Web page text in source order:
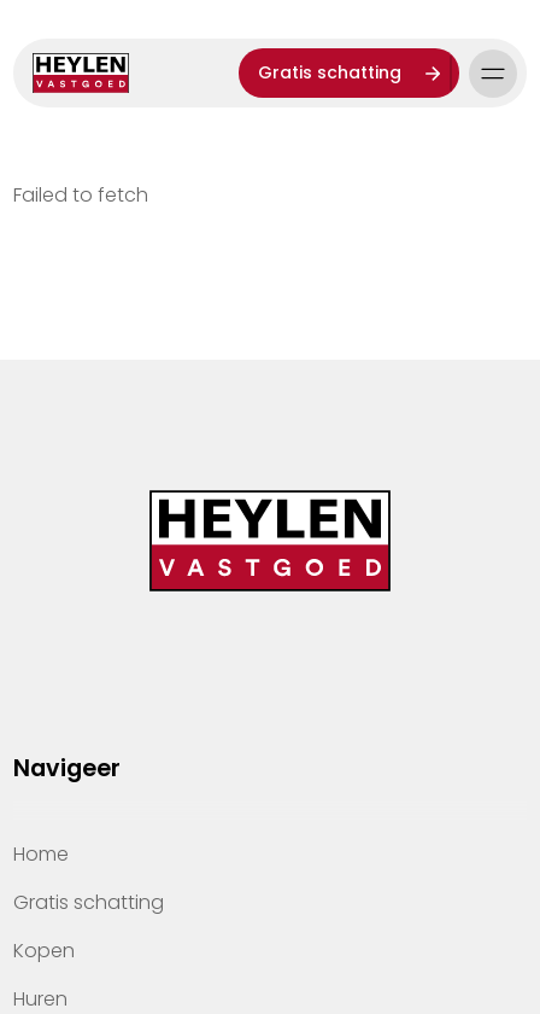
Gratis schatting
Failed to fetch
Navigeer
Home
Gratis schatting
Kopen
Huren